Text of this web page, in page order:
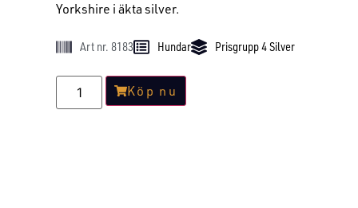
Yorkshire i äkta silver.
Art nr. 8183 Hundar Prisgrupp 4 Silver
Köp nu